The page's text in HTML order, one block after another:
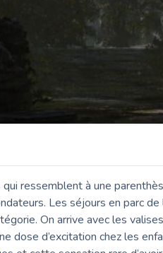
qui ressemblent à une
Les séjours en parc
On arrive avec les
dose d’excitation chez les